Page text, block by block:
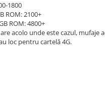
1800
ROM: 2100+
ROM: 4800+
acolo unde este cazul, mufaje
loc pentru cartelă 4G.